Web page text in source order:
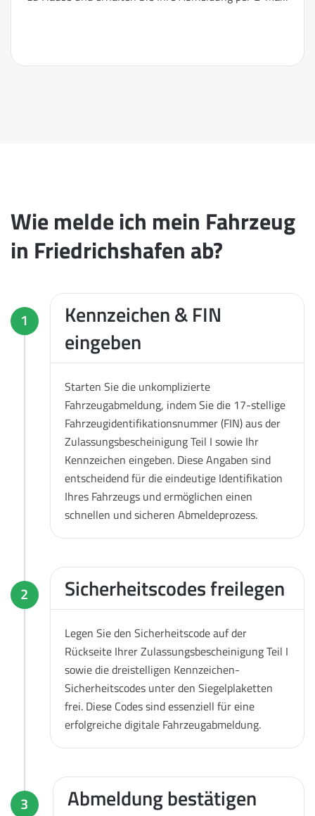
Wie melde ich mein Fahrzeug
in Friedrichshafen ab?
1
Kennzeichen & FIN
eingeben
Starten Sie die unkomplizierte
Fahrzeugabmeldung, indem Sie die 17-stellige
Fahrzeugidentifikationsnummer (FIN) aus der
Zulassungsbescheinigung Teil I sowie Ihr
Kennzeichen eingeben. Diese Angaben sind
entscheidend für die eindeutige Identifikation
Ihres Fahrzeugs und ermöglichen einen
schnellen und sicheren Abmeldeprozess.
2 Sicherheitscodes freilegen
Legen Sie den Sicherheitscode auf der
Rückseite Ihrer Zulassungsbescheinigung Teil I
sowie die dreistelligen Kennzeichen-
Sicherheitscodes unter den Siegelplaketten
frei. Diese Codes sind essenziell für eine
erfolgreiche digitale Fahrzeugabmeldung.
3 Abmeldung bestätigen